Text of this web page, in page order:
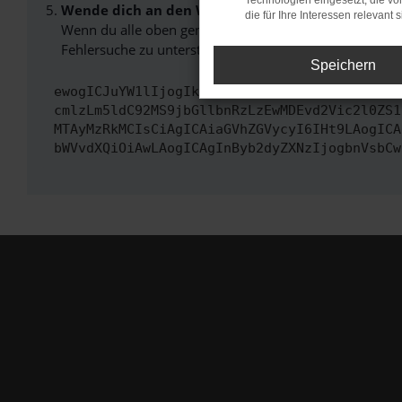
Wende dich an den Webseitenbetreiber.
Wenn du alle oben genannten Schritte versucht hast,
Fehlersuche zu unterstützen:
die für Ihre Interessen relevant
Speichern